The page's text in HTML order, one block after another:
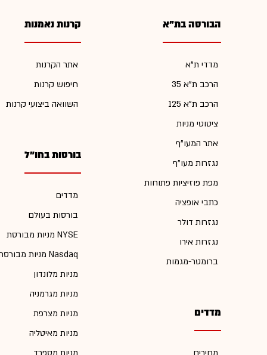
הבורסה בת"א
מדדי ת"א
הרכב ת"א 35
הרכב ת"א 125
ציטוטי מניות
אתר המעו"ף
נגזרות מעו"ף
מפת פוזיציות פתוחות
כתבי אופציה
נגזרות דולר
נגזרות אירו
ברומטר-מגמות
מדדים
קרנות נאמנות
אתר הקרנות
חיפוש קרנות
השוואה ביצועי קרנות
בורסות בחו"ל
מדדים
בורסות בעולם
מניות מבורסת NYSE
מניות מבורסת Nasdaq
מניות מלונדון
מניות מגרמניה
מניות מצרפת
מניות מאיטליה